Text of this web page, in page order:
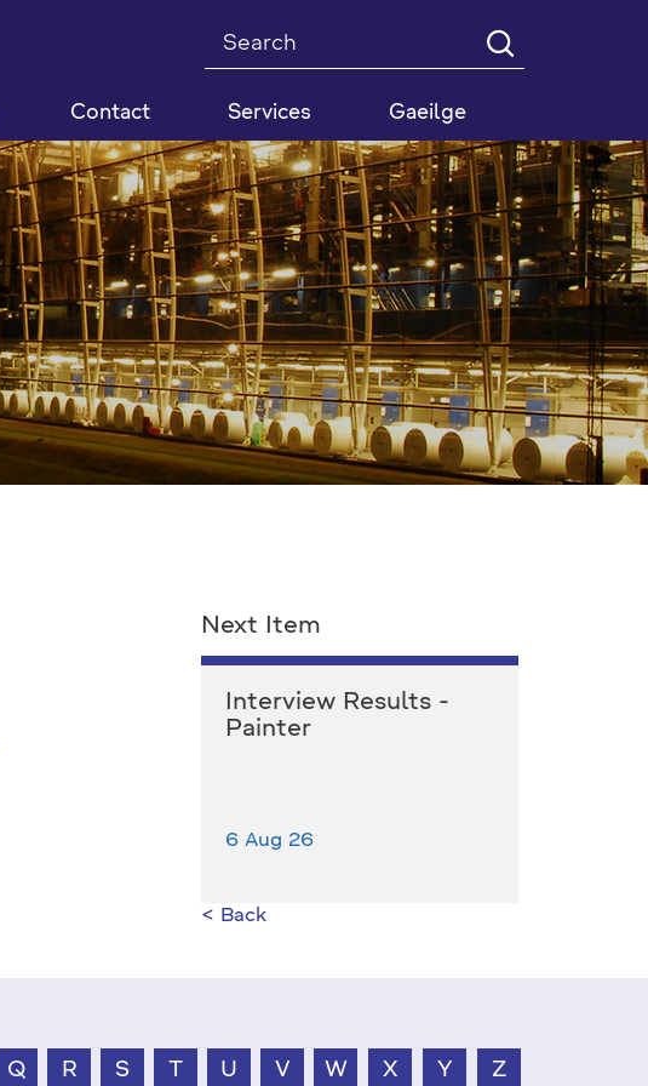
Search
Contact Services Gaeilge
Next Item
Interview Results -
Painter
6 Aug 26
< Back
Q R S T U V W X Y Z